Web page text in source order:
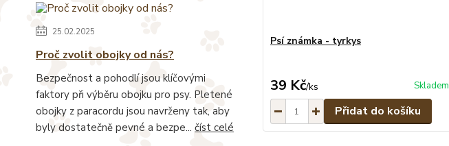
25.02.2025
Proč zvolit obojky od nás?
Bezpečnost a pohodlí jsou klíčovými
faktory při výběru obojku pro psy. Pletené
obojky z paracordu jsou navrženy tak, aby
byly dostatečně pevné a bezpe... číst celé
Psí známka - tyrkys
39 Kč/ks Skladem
Přidat do košíku